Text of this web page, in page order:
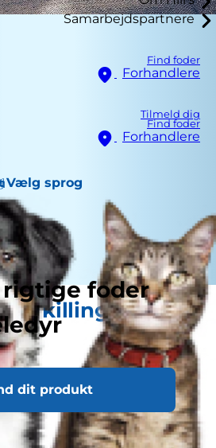
Samarbejdspartnere
Find foder
Forhandlere
Tilmeld dig
Find foder
Forhandlere
Vælg sprog
foder
dit produkt
killing: noget